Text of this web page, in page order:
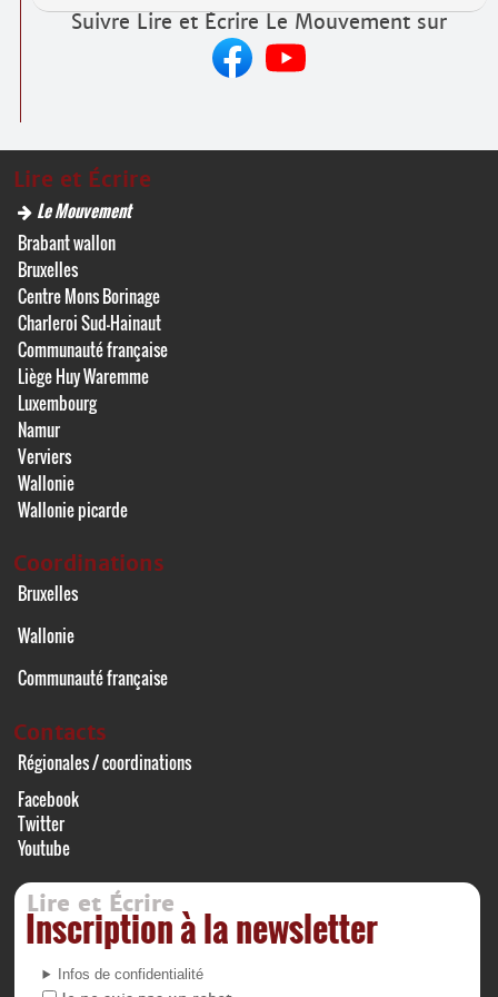
Suivre Lire et Écrire Le Mouvement sur
Lire et Écrire
Le Mouvement
Brabant wallon
Bruxelles
Centre Mons Borinage
Charleroi Sud-Hainaut
Communauté française
Liège Huy Waremme
Luxembourg
Namur
Verviers
Wallonie
Wallonie picarde
Coordinations
Bruxelles
Wallonie
Communauté française
Contacts
Régionales / coordinations
Facebook
Twitter
Youtube
Lire et Écrire
Inscription à la newsletter
Infos de confidentialité